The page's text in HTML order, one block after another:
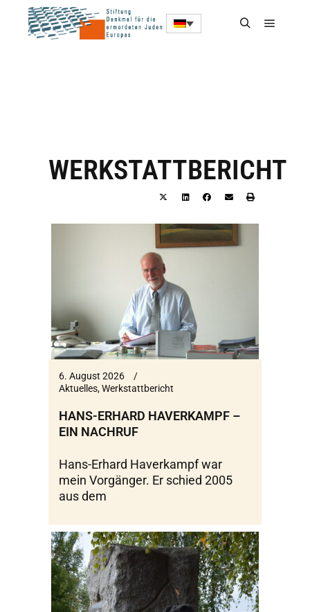
WERKSTATTBERICHT
6. August 2026
Aktuelles,Werkstattbericht
HANS-ERHARD HAVERKAMPF –
EIN NACHRUF
Hans-Erhard Haverkampf war
mein Vorgänger. Er schied 2005
aus dem